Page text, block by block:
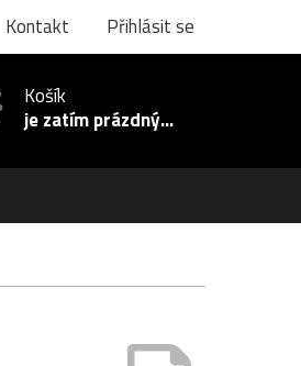
Kontakt Přihlásit se
Košík
je zatím prázdný...